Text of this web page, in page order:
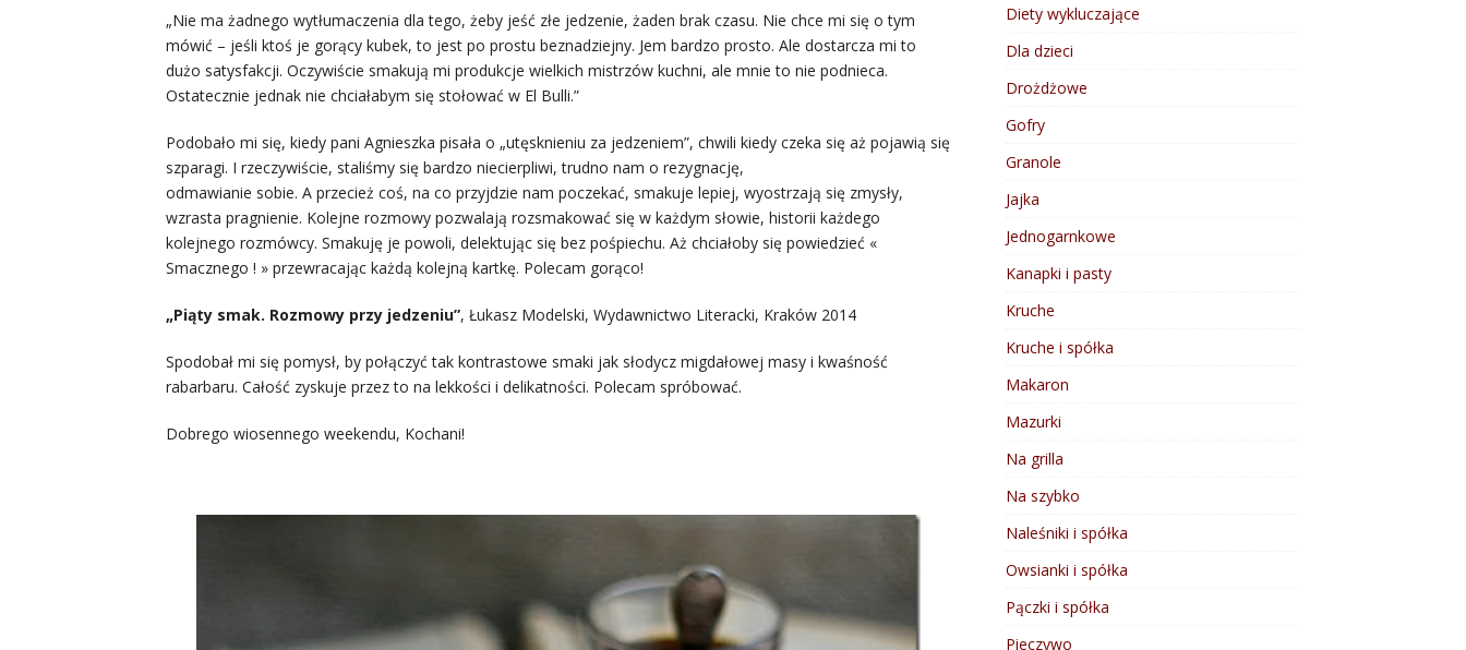
„Nie ma żadnego wytłumaczenia dla tego, żeby jeść złe jedzenie, żaden brak czasu. Nie chce mi się o tym
mówić – jeśli ktoś je gorący kubek, to jest po prostu beznadziejny. Jem bardzo prosto. Ale dostarcza mi to
dużo satysfakcji. Oczywiście smakują mi produkcje wielkich mistrzów kuchni, ale mnie to nie podnieca.
Ostatecznie jednak nie chciałabym się stołować w El Bulli.”
Podobało mi się, kiedy pani Agnieszka pisała o „utęsknieniu za jedzeniem”, chwili kiedy czeka się aż pojawią się
szparagi. I rzeczywiście, staliśmy się bardzo niecierpliwi, trudno nam o rezygnację,
odmawianie sobie. A przecież coś, na co przyjdzie nam poczekać, smakuje lepiej, wyostrzają się zmysły,
wzrasta pragnienie. Kolejne rozmowy pozwalają rozsmakować się w każdym słowie, historii każdego
kolejnego rozmówcy. Smakuję je powoli, delektując się bez pośpiechu. Aż chciałoby się powiedzieć «
Smacznego ! » przewracając każdą kolejną kartkę. Polecam gorąco!
„Piąty smak. Rozmowy przy jedzeniu”, Łukasz Modelski, Wydawnictwo Literacki, Kraków 2014
Spodobał mi się pomysł, by połączyć tak kontrastowe smaki jak słodycz migdałowej masy i kwaśność
rabarbaru. Całość zyskuje przez to na lekkości i delikatności. Polecam spróbować.
Dobrego wiosennego weekendu, Kochani!
Diety wykluczające
Dla dzieci
Drożdżowe
Gofry
Granole
Jajka
Jednogarnkowe
Kanapki i pasty
Kruche
Kruche i spółka
Makaron
Mazurki
Na grilla
Na szybko
Naleśniki i spółka
Owsianki i spółka
Pączki i spółka
Pieczywo